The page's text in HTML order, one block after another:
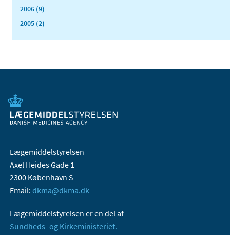
2006 (9)
2005 (2)
Lægemiddelstyrelsen
Axel Heides Gade 1
2300 København S
Email: dkma@dkma.dk
Lægemiddelstyrelsen er en del af
Sundheds- og Kirkeministeriet.